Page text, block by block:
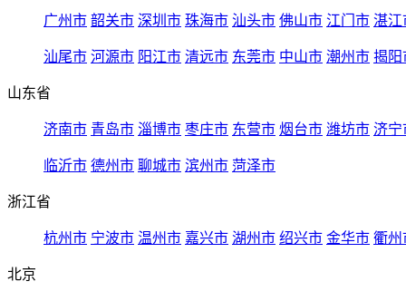
广州市 韶关市 深圳市 珠海市 汕头市 佛山市 江门市 湛江
汕尾市 河源市 阳江市 清远市 东莞市 中山市 潮州市 揭阳
山东省
济南市 青岛市 淄博市 枣庄市 东营市 烟台市 潍坊市 济宁
临沂市 德州市 聊城市 滨州市 菏泽市
浙江省
杭州市 宁波市 温州市 嘉兴市 湖州市 绍兴市 金华市 衢州
北京